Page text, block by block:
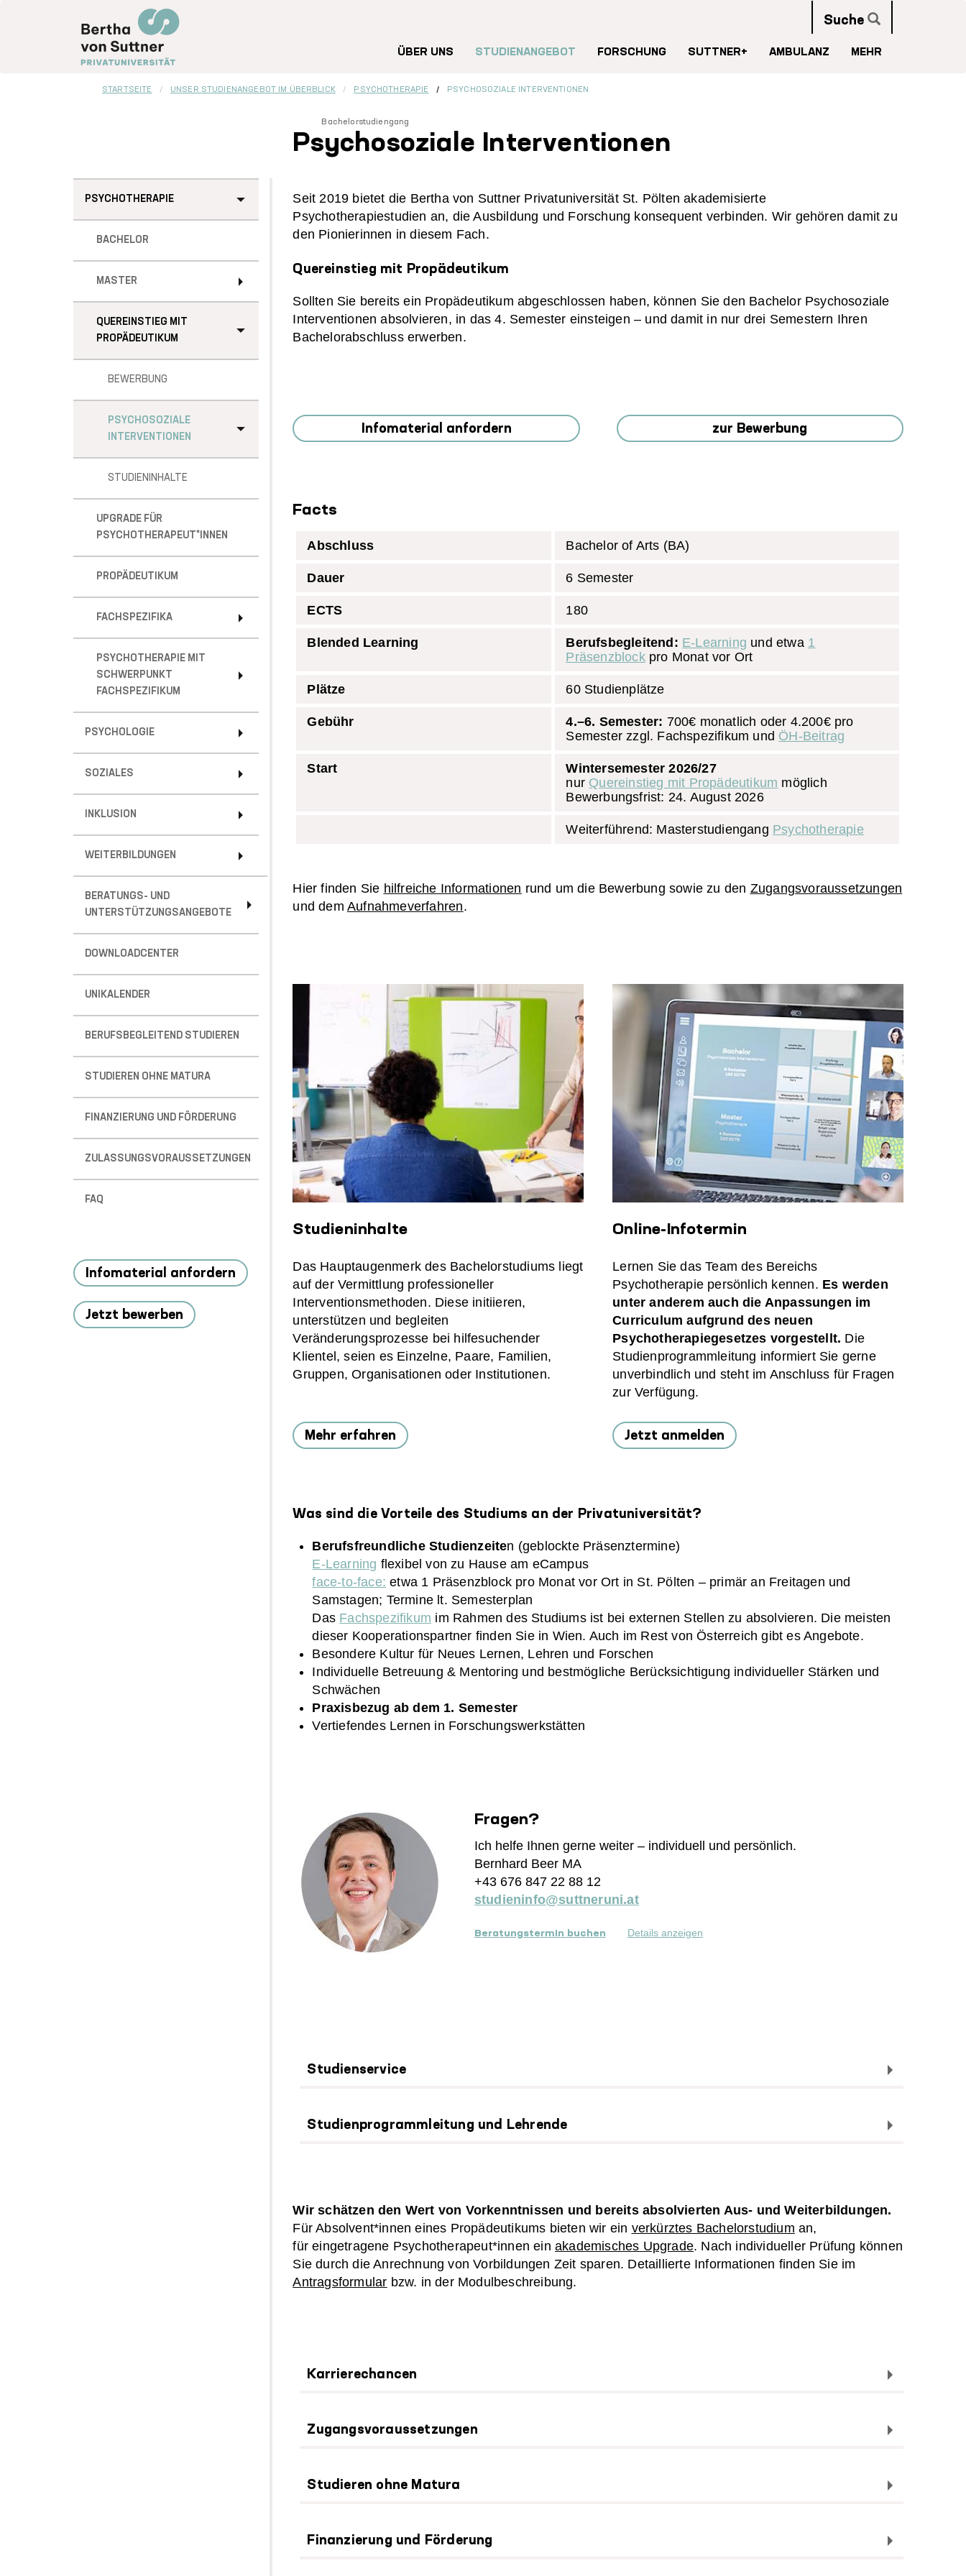
Hauptnavigation
ÜBER UNS STUDIENANGEBOT FORSCHUNG SUTTNER+ AMBULANZ MEHR
Suche
STARTSEITE UNSER STUDIENANGEBOT IM ÜBERBLICK PSYCHOTHERAPIE PSYCHOSOZIALE INTERVENTIONEN
PSYCHOTHERAPIE
BACHELOR
MASTER
QUEREINSTIEG MIT
PROPÄDEUTIKUM
BEWERBUNG
PSYCHOSOZIALE
INTERVENTIONEN
STUDIENINHALTE
UPGRADE FÜR
PSYCHOTHERAPEUT*INNEN
PROPÄDEUTIKUM
FACHSPEZIFIKA
PSYCHOTHERAPIE MIT
SCHWERPUNKT
FACHSPEZIFIKUM
PSYCHOLOGIE
SOZIALES
INKLUSION
WEITERBILDUNGEN
BERATUNGS- UND
UNTERSTÜTZUNGSANGEBOTE
DOWNLOADCENTER
UNIKALENDER
BERUFSBEGLEITEND STUDIEREN
STUDIEREN OHNE MATURA
FINANZIERUNG UND FÖRDERUNG
ZULASSUNGSVORAUSSETZUNGEN
FAQ
Infomaterial anfordern
Jetzt bewerben
Bachelorstudiengang
Psychosoziale Interventionen
Seit 2019 bietet die Bertha von Suttner Privatuniversität St. Pölten akademisierte
Psychotherapiestudien an, die Ausbildung und Forschung konsequent verbinden. Wir gehören damit zu
den Pionierinnen in diesem Fach.
Quereinstieg mit Propädeutikum
Sollten Sie bereits ein Propädeutikum abgeschlossen haben, können Sie den Bachelor Psychosoziale
Interventionen absolvieren, in das 4. Semester einsteigen – und damit in nur drei Semestern Ihren
Bachelorabschluss erwerben.
Infomaterial anfordern zur Bewerbung
Facts
Abschluss Bachelor of Arts (BA)
Dauer 6 Semester
ECTS 180
Blended Learning Berufsbegleitend: E-Learning und etwa 1
Präsenzblockpro Monat vor Ort
Plätze 60 Studienplätze
Gebühr 4.–6. Semester: 700€ monatlich oder 4.200€ pro
Semester zzgl. Fachspezifikum und ÖH-Beitrag
Start
Wintersemester 2026/27
nur Quereinstieg mit Propädeutikum möglich
Bewerbungsfrist: 24. August 2026
Weiterführend: Masterstudiengang Psychotherapie
Hier finden Sie hilfreiche Informationen rund um die Bewerbung sowie zu den Zugangsvoraussetzungen
und demAufnahmeverfahren.
Studieninhalte
Das Hauptaugenmerk des Bachelorstudiums liegt
auf der Vermittlung professioneller
Interventionsmethoden. Diese initiieren,
unterstützen und begleiten
Veränderungsprozesse bei hilfesuchender
Klientel, seien es Einzelne, Paare, Familien,
Gruppen, Organisationen oder Institutionen.
Mehr erfahren
Online-Infotermin
Lernen Sie das Team des Bereichs
Psychotherapie persönlich kennen. Es werden
unter anderem auch die Anpassungen im
Curriculum aufgrund des neuen
Psychotherapiegesetzes vorgestellt. Die
Studienprogrammleitung informiert Sie gerne
unverbindlich und steht im Anschluss für Fragen
zur Verfügung.
Jetzt anmelden
Was sind die Vorteile des Studiums an der Privatuniversität?
Berufsfreundliche Studienzeiten (geblockte Präsenztermine)
E-Learning flexibel von zu Hause am eCampus
face-to-face: etwa 1 Präsenzblock pro Monat vor Ort in St. Pölten – primär an Freitagen und
Samstagen; Termine lt. Semesterplan
Das Fachspezifikum im Rahmen des Studiums ist bei externen Stellen zu absolvieren. Die meisten
dieser Kooperationspartner finden Sie in Wien. Auch im Rest von Österreich gibt es Angebote.
Besondere Kultur für Neues Lernen, Lehren und Forschen
Individuelle Betreuung & Mentoring und bestmögliche Berücksichtigung individueller Stärken und
Schwächen
Praxisbezug ab dem 1. Semester
Vertiefendes Lernen in Forschungswerkstätten
Fragen?
Ich helfe Ihnen gerne weiter – individuell und persönlich.
Bernhard Beer MA
+43 676 847 22 88 12
studieninfo@suttneruni.at
Beratungstermin buchen Details anzeigen
Studienservice
Studienprogrammleitung und Lehrende
Wir schätzen den Wert von Vorkenntnissen und bereits absolvierten Aus- und Weiterbildungen.
Für Absolvent*innen eines Propädeutikums bieten wir ein verkürztes Bachelorstudium an,
für eingetragene Psychotherapeut*innen einakademisches Upgrade. Nach individueller Prüfung können
Sie durch die Anrechnung von Vorbildungen Zeit sparen. Detaillierte Informationen finden Sie im
Antragsformular bzw. in der Modulbeschreibung.
Karrierechancen
Zugangsvoraussetzungen
Studieren ohne Matura
Finanzierung und Förderung